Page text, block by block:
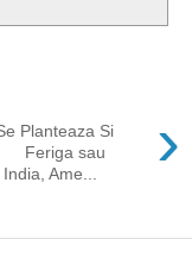
›
Planteaza Si
Feriga sau
Ame...